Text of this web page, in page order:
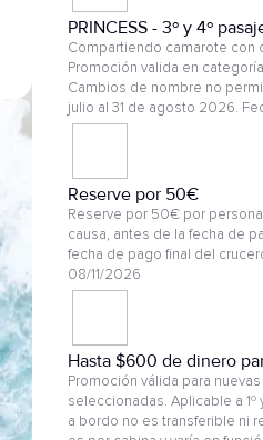
PRINCESS - 3º y 4º
Compartiendo camarote con
Promoción valida en
Cambios de nombre no
julio al 31 de agosto 2026.
Reserve por 50€
Reserve por 50€ por
causa, antes de la fecha de
fecha de pago final del
08/11/2026
Hasta $600 de dinero
Promoción válida para
seleccionadas. Aplicable a
a bordo no es transferible ni